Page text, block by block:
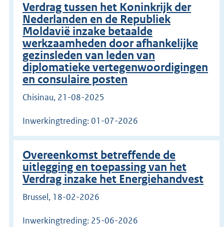
Verdrag tussen het Koninkrijk der
Nederlanden en de Republiek
Moldavië inzake betaalde
werkzaamheden door afhankelijke
gezinsleden van leden van
diplomatieke vertegenwoordigingen
en consulaire posten
Chisinau, 21-08-2025
Inwerkingtreding: 01-07-2026
Overeenkomst betreffende de
uitlegging en toepassing van het
Verdrag inzake het Energiehandvest
Brussel, 18-02-2026
Inwerkingtreding: 25-06-2026